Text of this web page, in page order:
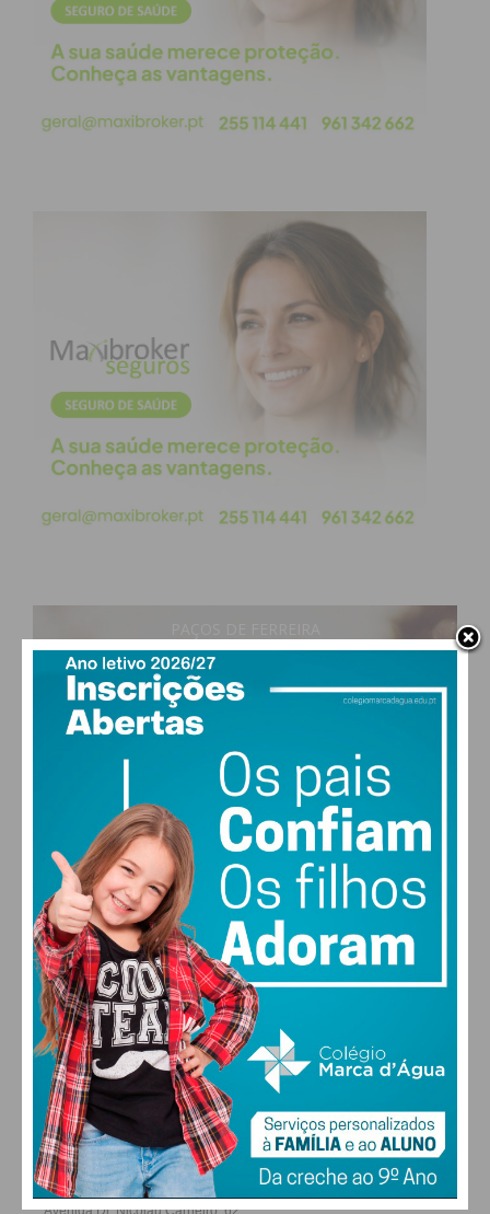
Assine nossa newsletter por e-mail e
obtenha de forma regular a informação
atualizada.
Eu li e concordo com ostermos e
condições
31°
47% humidade
31°
QUI
30
SEX
29°
SÁB
27°
ALTERAR
FARMACIAS DE SERVIÇO EM PAÇOS DE
FERREIRA